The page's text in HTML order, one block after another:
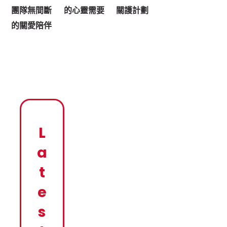
團隊無間斷
的關愛陪伴
的心靈需要
關護計劃
L
a
t
e
s